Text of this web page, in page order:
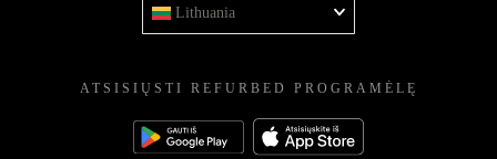
Lithuania
ATSISIŲSTI REFURBED PROGRAMĖLĘ